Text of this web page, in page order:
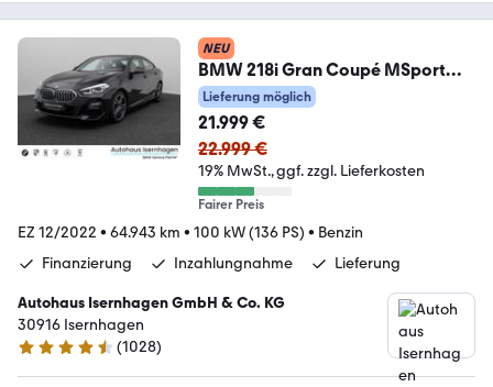
NEU
BMW 218i Gran Coupé MSport
DAB Lenkradheizung 18Zoll
Lieferung möglich
21.999 €
22.999 €
19% MwSt. ggf. zzgl. Lieferkosten
Fairer Preis
EZ 12/2022 • 64.943 km • 100 kW (136 PS) • Benzin
Finanzierung
Inzahlungnahme Lieferung
Autohaus Isernhagen GmbH & Co. KG
30916 Isernhagen
4.5 Sterne
(1028)